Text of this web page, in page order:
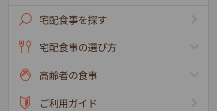
宅配食事を探す
宅配食事の選び方
高齢者の食事
ご利用ガイド